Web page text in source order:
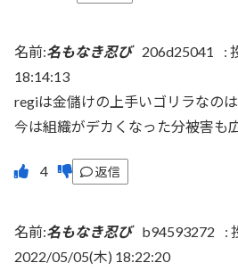
名前:名もなき忍び 206d25041 :
18:14:13
regiは金儲けの上手いゴリラなの
今は組織がデカくなった分被害も
返信
名前:名もなき忍び b94593272 :
2022/05/05(木) 18:22:20